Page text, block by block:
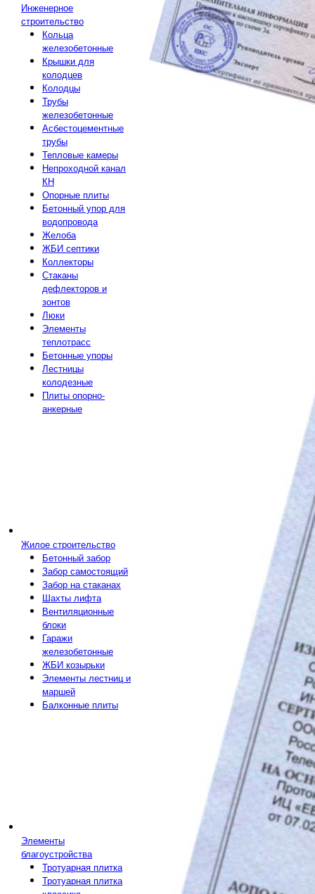
Инженерное
строительство
Кольца
железобетонные
Крышки для
колодцев
Колодцы
Трубы
железобетонные
Асбестоцементные
трубы
Тепловые камеры
Непроходной канал
КН
Опорные плиты
Бетонный упор для
водопровода
Желоба
ЖБИ септики
Коллекторы
Стаканы
дефлекторов и
зонтов
Люки
Элементы
теплотрасс
Бетонные упоры
Лестницы
колодезные
Плиты опорно-
анкерные
Жилое строительство
Бетонный забор
Забор самостоящий
Забор на стаканах
Шахты лифта
Вентиляционные
блоки
Гаражи
железобетонные
ЖБИ козырьки
Элементы лестниц и
маршей
Балконные плиты
Элементы
благоустройства
Тротуарная плитка
Тротуарная плитка